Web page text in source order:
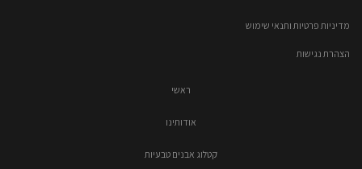
מדיניות פרטיות ותנאי שימוש
הצהרת נגישות
ראשי
אודותינו
קטלוג אבנים טבעיות